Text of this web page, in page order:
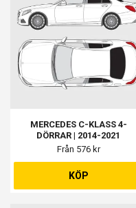
MERCEDES C-KLASS 4-
DÖRRAR | 2014-2021
Från 576 kr
KÖP